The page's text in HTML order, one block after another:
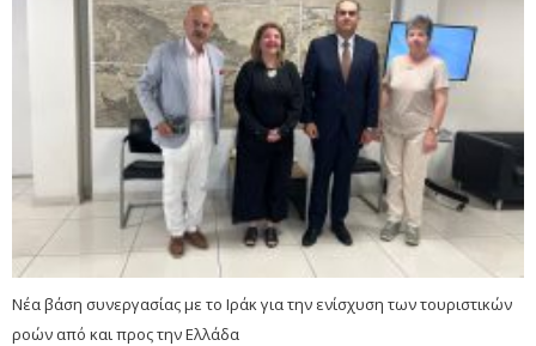
Νέα βάση συνεργασίας με το Ιράκ για την ενίσχυση των τουριστικών
ροών από και προς την Ελλάδα